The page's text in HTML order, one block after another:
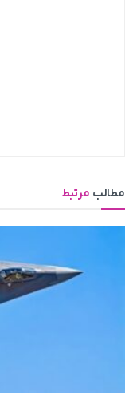
مطالب مرتبط